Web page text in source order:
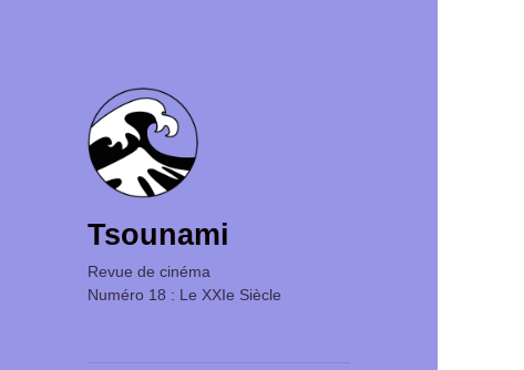
Tsounami
Revue de cinéma ‎ ‎ ‎ ‎ ‎ ‎ ‎ ‎ ‎ ‎ ‎ ‎ ‎ ‎ ‎ ‎ ‎ ‎ ‎ ‎ ‎ ‎ ‎ ‎ ‎ ‎
Numéro 18 : Le XXIe Siècle